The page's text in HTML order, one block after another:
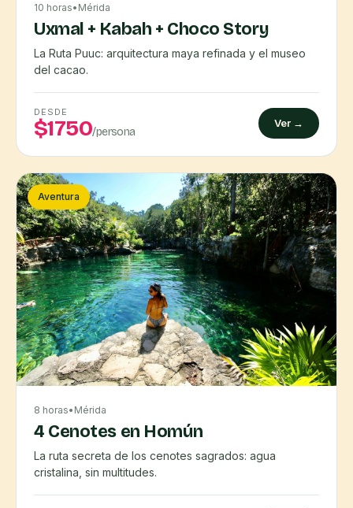
10 horas• Mérida
Uxmal + Kabah + Choco Story
La Ruta Puuc: arquitectura maya refinada y el museo
del cacao.
DESDE
$1750/persona
Ver →
Aventura
8 horas• Mérida
4 Cenotes en Homún
La ruta secreta de los cenotes sagrados: agua
cristalina, sin multitudes.